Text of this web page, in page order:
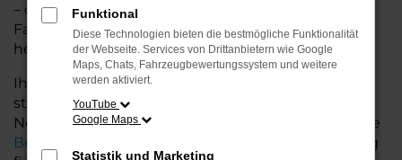
– der T7 Caravelle bietet Ihnen höchsten
Fahrkomfort, innovative Features und eine
herausragende Wirtschaftlichkeit.
Ihr VW Autohaus in der Nähe von Bremervörde
steht Ihnen mit einer breiten Auswahl an
Neuwagen zur Seite und bietet Ihnen umfassende
Beratung
, damit Sie das für Sie passende Fahrzeug
Funktional
Diese Technologien bieten die bestmögliche Funktionalität
der Webseite. Services von Drittanbietern wie Google
Maps, Chats, Fahrzeugbewertungssystem und weitere
werden aktiviert.
YouTube
Google Maps
Statistik und Marketing